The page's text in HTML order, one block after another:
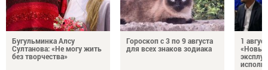
Бугульминка Алсу
Султанова: «Не могу жить
без творчества»
Гороскоп с 3 по 9 августа
для всех знаков зодиака
1
«Новые